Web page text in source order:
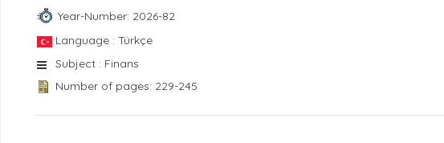
Year-Number: 2026-82
Language : Türkçe
Subject : Finans
Number of pages: 229-245